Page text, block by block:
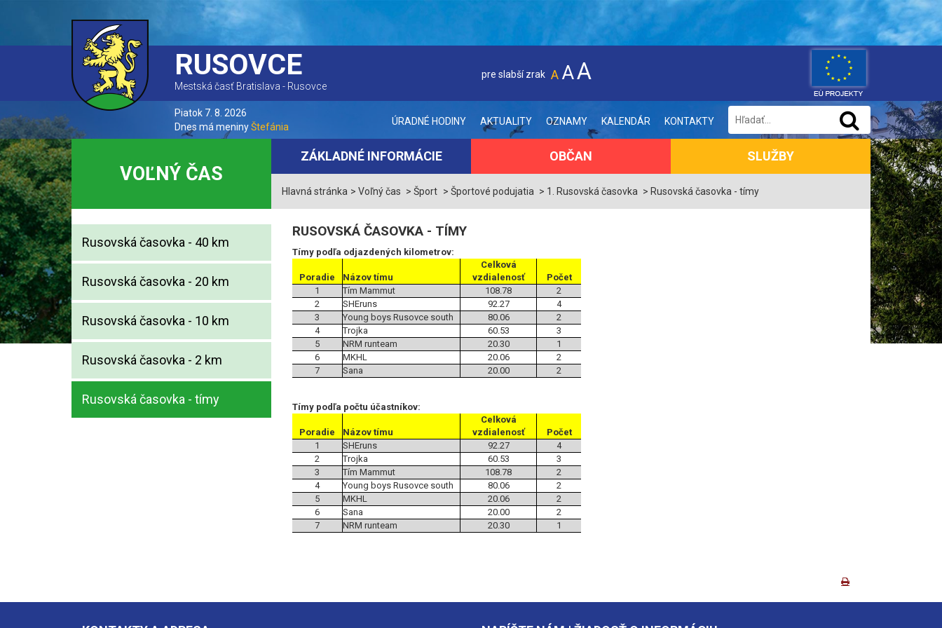
RUSOVCE
Mestská časť Bratislava - Rusovce
pre slabší zrak A AA
Piatok 7. 8. 2026
Dnes má meninyŠtefánia ÚRADNÉ HODINY AKTUALITY OZNAMY KALENDÁR KONTAKTY
ZÁKLADNÉ INFORMÁCIE OBČAN SLUŽBY
VOĽNÝ ČAS
Rusovská časovka - 40 km
Rusovská časovka - 20 km
Rusovská časovka - 10 km
Rusovská časovka - 2 km
Rusovská časovka - tímy
Hlavná stránka Voľný čas Šport Športové podujatia 1. Rusovská časovka Rusovská časovka - tímy
RUSOVSKÁ ČASOVKA - TÍMY
Tímy podľa odjazdených kilometrov:
Poradie Názov tímu
Celková
vzdialenosť
Počet
1
Tím Mammut 108.78
2
2
SHEruns 92.27
4
3
Young boys Rusovce south 80.06
2
4
Trojka 60.53
3
5
NRM runteam 20.30
1
6
MKHL 20.06
2
7
Sana 20.00 2
Tímy podľa počtu účastníkov:
Poradie Názov tímu
Celková
vzdialenosť
Počet
1
SHEruns 92.27
4
2
Trojka 60.53
3
3
Tím Mammut 108.78
2
4
Young boys Rusovce south 80.06
2
5
MKHL 20.06
2
6
Sana 20.00
2
7
NRM runteam 20.30 1